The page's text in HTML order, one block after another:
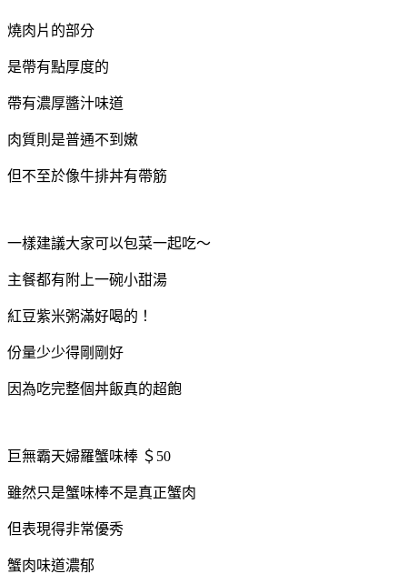
燒肉片的部分
是帶有點厚度的
帶有濃厚醬汁味道
肉質則是普通不到嫩
但不至於像牛排丼有帶筋
一樣建議大家可以包菜一起吃～
主餐都有附上一碗小甜湯
紅豆紫米粥滿好喝的！
份量少少得剛剛好
因為吃完整個丼飯真的超飽
巨無霸天婦羅蟹味棒 ＄50
雖然只是蟹味棒不是真正蟹肉
但表現得非常優秀
蟹肉味道濃郁